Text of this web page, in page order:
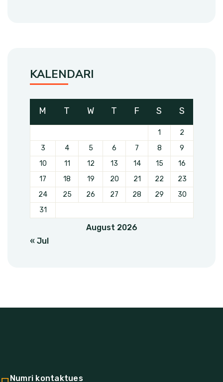
KALENDARI
August 2026
M T W T F S S
1
2
3
4 5 6 7 8
9
10
11 12 13 14 15
16
17
18 19 20 21 22
23
24
25 26 27 28 29
30
31
« Jul
Numri kontaktues